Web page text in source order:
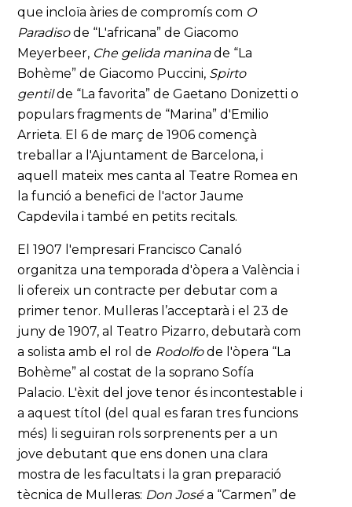
que incloïa àries de compromís com O
Paradisode “L'africana” de Giacomo
Meyerbeer, Che gelida maninade “La
Bohème” de Giacomo Puccini, Spirto
gentilde “La favorita” de Gaetano Donizetti o
populars fragments de “Marina” d'Emilio
Arrieta. El 6 de març de 1906 començà
treballar a l'Ajuntament de Barcelona, i
aquell mateix mes canta al Teatre Romea en
la funció a benefici de l'actor Jaume
Capdevila i també en petits recitals.
El 1907 l'empresari Francisco Canaló
organitza una temporada d'òpera a València i
li ofereix un contracte per debutar com a
primer tenor. Mulleras l’acceptarà i el 23 de
juny de 1907, al Teatro Pizarro, debutarà com
a solista amb el rol de Rodolfode l'òpera “La
Bohème” al costat de la soprano Sofía
Palacio. L'èxit del jove tenor és incontestable i
a aquest títol (del qual es faran tres funcions
més) li seguiran rols sorprenents per a un
jove debutant que ens donen una clara
mostra de les facultats i la gran preparació
tècnica de Mulleras: Don Joséa “Carmen” de